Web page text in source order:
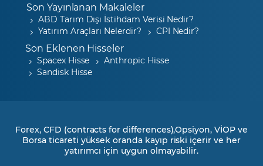
Son Yayınlanan Makaleler
ABD Tarım Dışı İstihdam Verisi Nedir?
Yatırım Araçları Nelerdir?
CPI Nedir?
Son Eklenen Hisseler
Spacex Hisse
Anthropic Hisse
Sandisk Hisse
Forex, CFD (contracts for differences),Opsiyon, VİOP ve
Borsa ticareti yüksek oranda kayıp riski içerir ve her
yatırımcı için uygun olmayabilir.